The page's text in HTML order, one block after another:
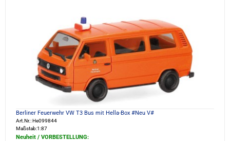
Berliner Feuerwehr VW T3 Bus mit Hella-Box #Neu V#
Art.Nr.: He099844
Maßstab:1:87
Neuheit / VORBESTELLUNG: